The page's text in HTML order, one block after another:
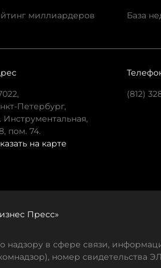
миллиардеров
База
Петербург,
Инструментальная,
пом. 74.
на карте
(812)
Пресс»
надзору в сфере связи,
номер свидетельства